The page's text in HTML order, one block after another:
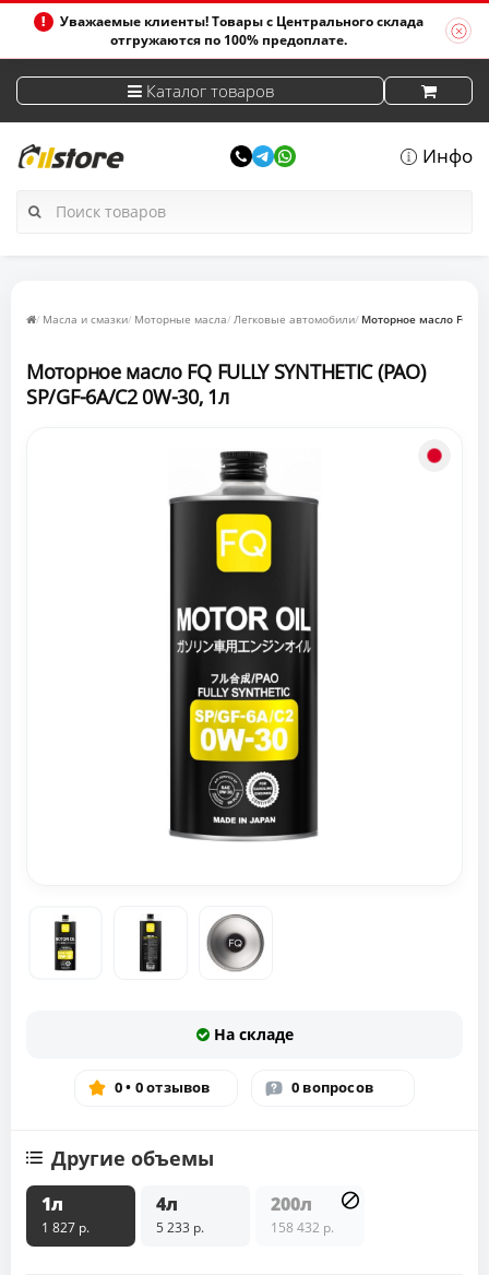
Уважаемые клиенты! Товары с Центрального склада
отгружаются по 100% предоплате.
Каталог товаров
Инфо
Масла и смазки Моторные масла Легковые автомобили Моторное масло FQ
Моторное масло FQ FULLY SYNTHETIC (PAO)
SP/GF-6A/C2 0W-30, 1л
На складе
0 • 0 отзывов 0 вопросов
Другие объемы
1л
1 827 р.
4л
5 233 р.
200л
158 432 р.